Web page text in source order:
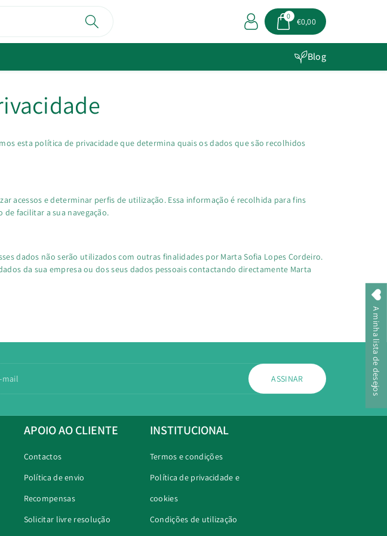
0
€0,00
Blog
esta política de privacidade que determina quais os dados que são recolhidos
acessos e determinar perfis de utilização. Essa informação é recolhida para fins
facilitar a sua navegação.
dados não serão utilizados com outras finalidades por Marta Sofia Lopes Cordeiro.
da sua empresa ou dos seus dados pessoais contactando directamente Marta
mail ASSINAR
APOIO AO CLIENTE
Contactos
Política de envio
Recompensas
Solicitar livre resolução
INSTITUCIONAL
Termos e condições
Política de privacidade e
cookies
Condições de utilização
A minha lista de desejos